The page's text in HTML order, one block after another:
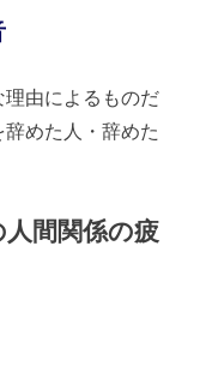
由によるものだ
めた人・辞めた
間関係の疲